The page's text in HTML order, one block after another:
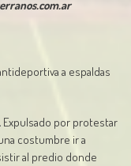
a espaldas
Expulsado por protestar
costumbre ir a
al predio donde